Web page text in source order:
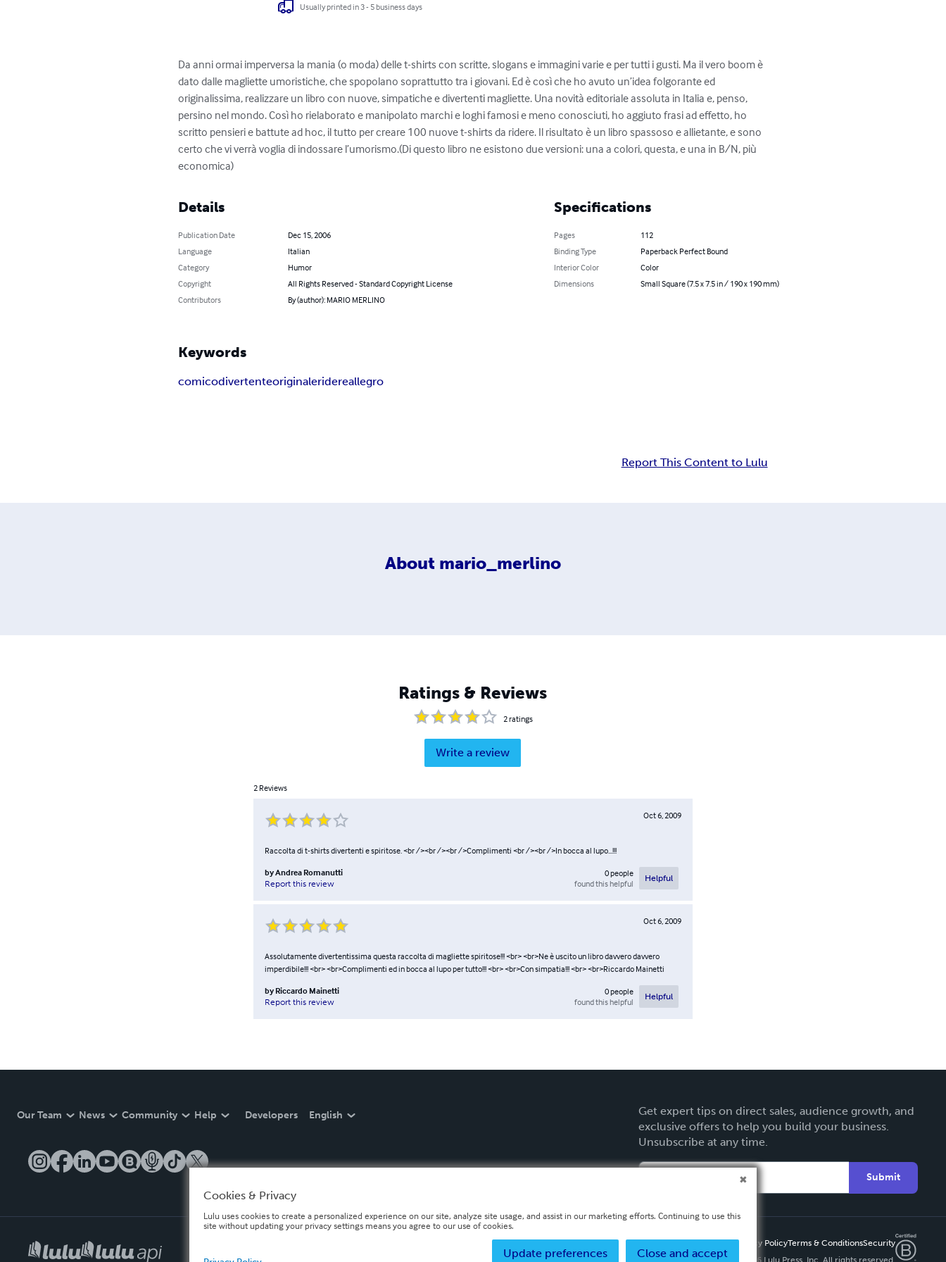
Usually printed in 3 - 5 business days
Da anni ormai imperversa la mania (o moda) delle t-shirts con scritte, slogans e immagini varie e per tutti i gusti. Ma il vero boom è
dato dalle magliette umoristiche, che spopolano soprattutto tra i giovani. Ed è così che ho avuto un’idea folgorante ed
originalissima, realizzare un libro con nuove, simpatiche e divertenti magliette. Una novità editoriale assoluta in Italia e, penso,
persino nel mondo. Così ho rielaborato e manipolato marchi e loghi famosi e meno conosciuti, ho aggiuto frasi ad effetto, ho
scritto pensieri e battute ad hoc, il tutto per creare 100 nuove t-shirts da ridere. Il risultato è un libro spassoso e allietante, e sono
certo che vi verrà voglia di indossare l’umorismo.(Di questo libro ne esistono due versioni: una a colori, questa, e una in B/N, più
economica)
Details
Publication Date
Dec 15, 2006
Language
Italian
Category
Humor
Copyright
All Rights Reserved - Standard Copyright License
Contributors
By (author): MARIO MERLINO
Specifications
Pages
112
Binding Type
Paperback Perfect Bound
Interior Color
Color
Dimensions
Small Square (7.5 x 7.5 in / 190 x 190 mm)
Keywords
comicodivertenteoriginaleridereallegro
Report This Content to Lulu
About mario_merlino
Ratings & Reviews
2ratings
Write a review
2 Reviews
Oct 6, 2009
Raccolta di t-shirts divertenti e spiritose. <br /><br /><br />Complimenti <br /><br />In bocca al lupo...!!!
byAndrea Romanutti
Report this review
0people
found this helpful
Helpful
Oct 6, 2009
Assolutamente divertentissima questa raccolta di magliette spiritose!!! <br> <br>Ne è uscito un libro davvero davvero
imperdibile!!! <br> <br>Complimenti ed in bocca al lupo per tutto!!! <br> <br>Con simpatia!!! <br> <br>Riccardo Mainetti
by Riccardo Mainetti
Report this review
0people
found this helpful
Helpful
Our Team News Community Help Developers English
Get expert tips on direct sales, audience growth, and
exclusive offers to help you build your business.
Unsubscribe at any time.
Submit
Privacy PolicyTerms & ConditionsSecurity
Copyright ©
2026 Lulu Press, Inc. All rights reserved.
Cookies & Privacy
Lulu uses cookies to create a personalized experience on our site, analyze site usage, and assist in our marketing efforts. Continuing to use this
site without updating your privacy settings means you agree to our use of cookies.
Close and accept
Update preferences